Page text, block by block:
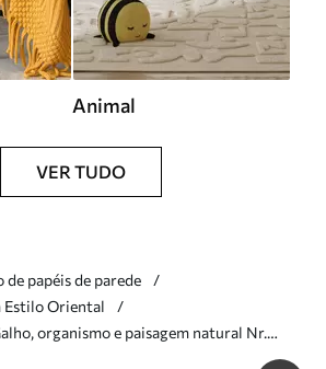
Animal
VER TUDO
de papéis de parede
Estilo Oriental
organismo e paisagem natural Nr.